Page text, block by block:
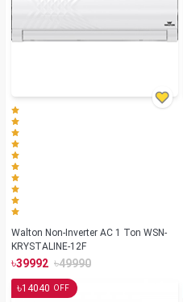
Walton Non-Inverter AC 1 Ton WSN-
KRYSTALINE-12F
৳39992 ৳49990
৳14040 OFF